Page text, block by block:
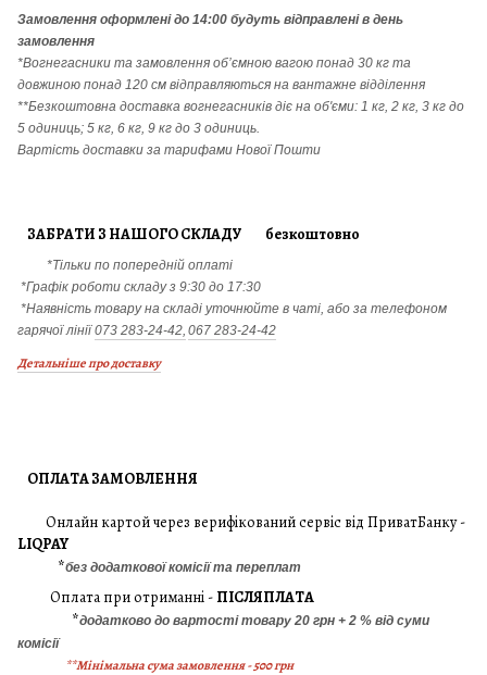
Замовлення оформлені до 14:00 будуть відправлені в день
замовлення
*Вогнегасники та замовлення об’ємною вагою понад 30 кг та
довжиною понад 120 см відправляються на вантажне відділення
**Безкоштовна доставка вогнегасників діє на об'єми: 1 кг, 2 кг, 3 кг до
5 одиниць; 5 кг, 6 кг, 9 кг до 3 одиниць.
Вартість доставки за тарифами Нової Пошти
ЗАБРАТИ З НАШОГО СКЛАДУ безкоштовно
*Тільки по попередній оплаті
*Графік роботи складу з 9:30 до 17:30
*Наявність товару на складі уточнюйте в чаті, або за телефоном
гарячої лінії073 283-24-42, 067 283-24-42
Детальніше про доставку
ОПЛАТА ЗАМОВЛЕННЯ
Онлайн картой через верифікований сервіс від ПриватБанку -
LIQPAY
*без додаткової комісії та переплат
Оплата при отриманні - ПІСЛЯПЛАТА
*додатково до вартості товару 20 грн + 2 % від суми
комісії
**Мінімальна сума замовлення - 500 грн